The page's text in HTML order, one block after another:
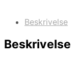
Beskrivelse
Beskrivelse